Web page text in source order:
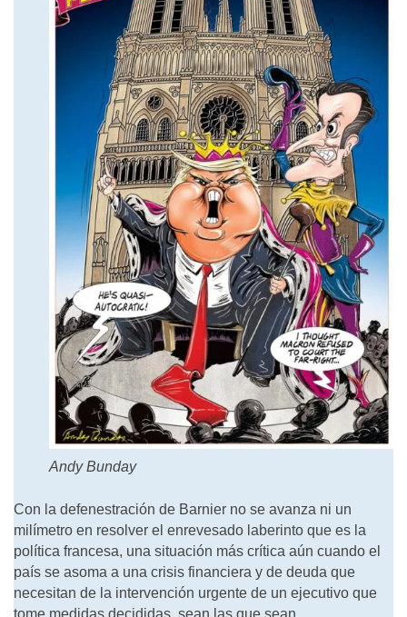
Andy Bunday
Con la defenestración de Barnier no se avanza ni un
milímetro en resolver el enrevesado laberinto que es la
política francesa, una situación más crítica aún cuando el
país se asoma a una crisis financiera y de deuda que
necesitan de la intervención urgente de un ejecutivo que